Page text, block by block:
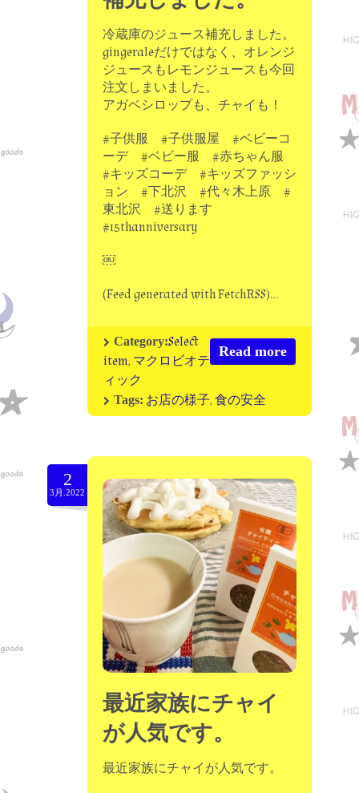
冷蔵庫のジュース補充しました。
gingeraleだけではなく、オレンジ
ジュースもレモンジュースも今回
注文しまいました。
アガベシロップも、チャイも！
#子供服 #子供服屋 #ベビーコ
ーデ #ベビー服 #赤ちゃん服
#キッズコーデ #キッズファッシ
ョン #下北沢 #代々木上原 #
東北沢 #送ります
#15thanniversary
￼
(Feed generated with FetchRSS)…
Read more
Category:Select
item, マクロビオテ
ィック
Tags: お店の様子,食の安全
2
3月.2022
最近家族にチャイ
が人気です。
最近家族にチャイが人気です。